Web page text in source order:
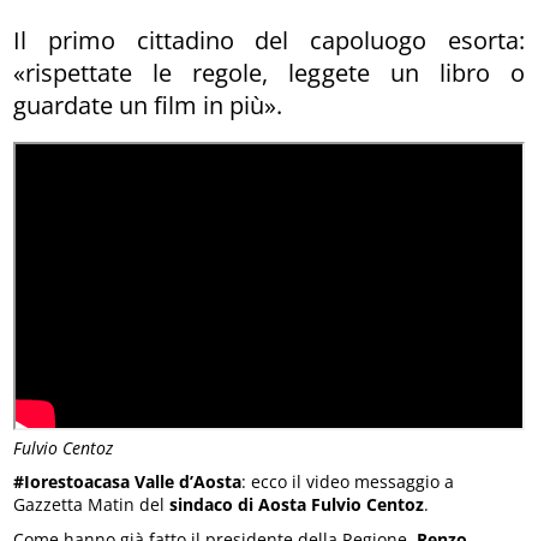
Fulvio Centoz
Il primo cittadino del capoluogo esorta:
«rispettate le regole, leggete un libro o
guardate un film in più».
#Iorestoacasa Valle d’Aosta: ecco il video messaggio a
Gazzetta Matin delsindaco di Aosta Fulvio Centoz.